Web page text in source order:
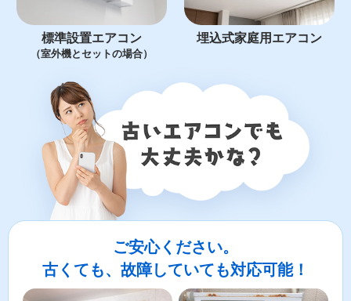
標準設置エアコン
（室外機とセットの場合）
埋込式家庭用エアコン
ご安心ください。
古くても、故障していても対応可能！